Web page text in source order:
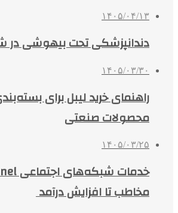
۱۴۰۵/۰۴/۱۳
دندانپزشکی تحت بیهوشی در
۱۴۰۵/۰۳/۳۰
راهنمای خرید لیبل برای
محصولات صنعتی
۱۴۰۵/۰۳/۲۵
مخاطب تا افزایش درآمد